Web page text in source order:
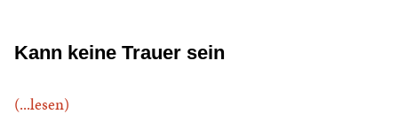
Kann keine Trauer sein
(...lesen)